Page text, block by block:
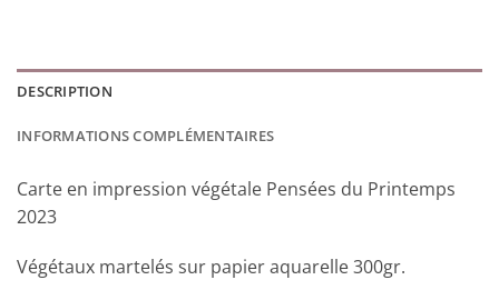
DESCRIPTION
INFORMATIONS COMPLÉMENTAIRES
Carte en impression végétale Pensées du Printemps
2023
Végétaux martelés sur papier aquarelle 300gr.